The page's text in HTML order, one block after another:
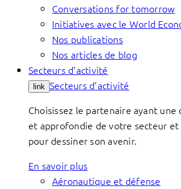
Conversations for tomorrow
Initiatives avec le World
Nos publications
Nos articles de blog
Secteurs d’activité
link Secteurs d’activité
Choisissez le partenaire ayant une
et approfondie de votre secteur et
pour dessiner son avenir.
En savoir plus
Aéronautique et défense